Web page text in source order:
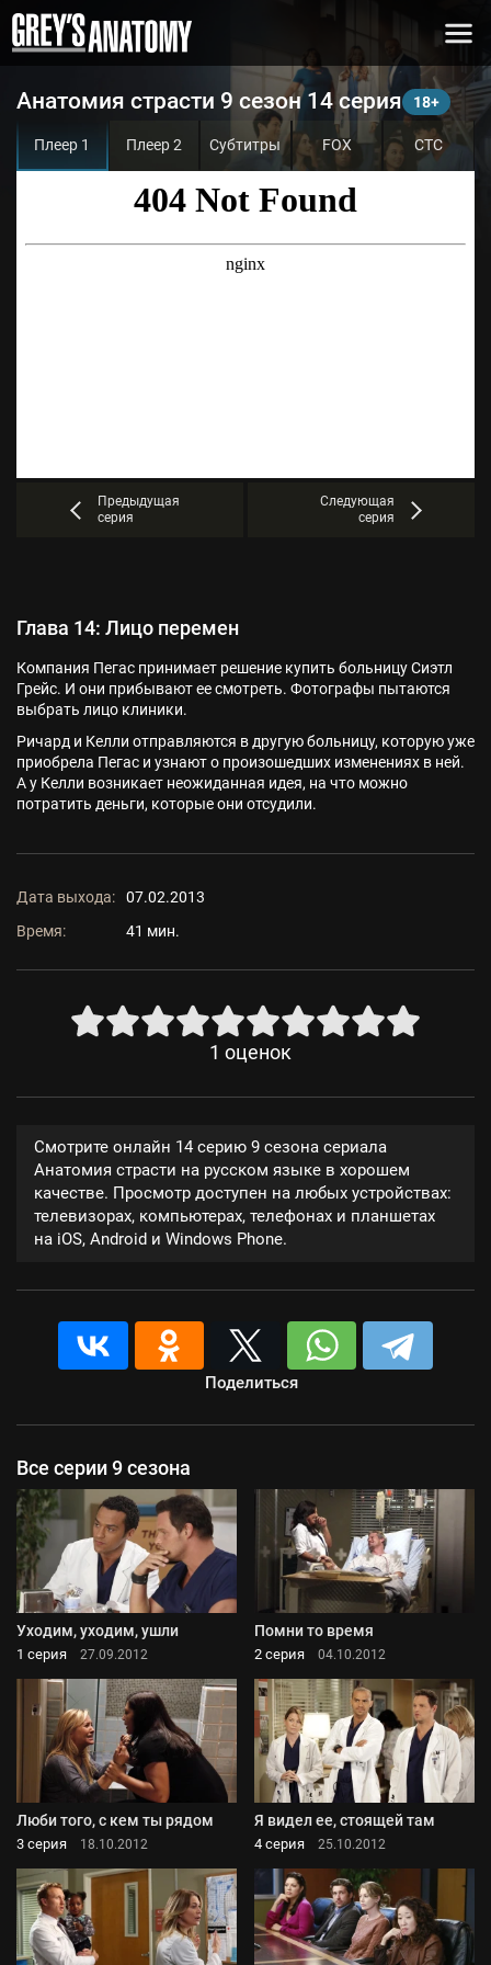
Анатомия страсти 9 сезон 14 серия
Плеер 1 Плеер 2 Субтитры FOX СТС
Предыдущая
серия
Следующая
серия
Глава 14: Лицо перемен
Компания Пегас принимает решение купить больницу Сиэтл
Грейс. И они прибывают ее смотреть. Фотографы пытаются
выбрать лицо клиники.
Ричард и Келли отправляются в другую больницу, которую уже
приобрела Пегас и узнают о произошедших изменениях в ней.
А у Келли возникает неожиданная идея, на что можно
потратить деньги, которые они отсудили.
Дата выхода:
07.02.2013
Время:
41 мин.
1 оценок
Смотрите онлайн 14 серию 9 сезона сериала
Анатомия страсти на русском языке в хорошем
качестве. Просмотр доступен на любых устройствах:
телевизорах, компьютерах, телефонах и планшетах
на iOS, Android и Windows Phone.
Поделиться
Все серии 9 сезона
Уходим, уходим, ушли
1 серия 27.09.2012
Помни то время
2 серия 04.10.2012
Люби того, с кем ты рядом
3 серия 18.10.2012
Я видел ее, стоящей там
4 серия 25.10.2012